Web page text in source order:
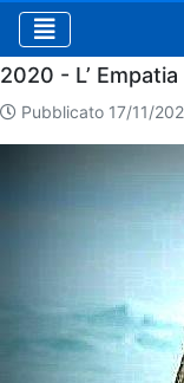
Home
2020 - L’
Pubblicato 17/11/